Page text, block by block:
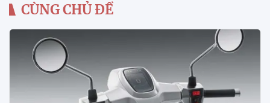
CÙNG CHỦ ĐỀ